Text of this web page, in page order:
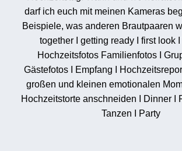
darf ich euch mit meinen Kameras
Beispiele, was anderen Brautpaaren
together I getting ready I first look I
Hochzeitsfotos Familienfotos I
Gästefotos I Empfang I
großen und kleinen emotionalen
Hochzeitstorte anschneiden I Dinner I
Tanzen I Party